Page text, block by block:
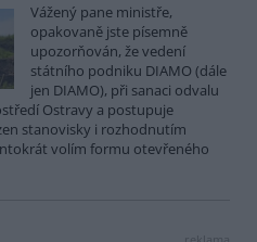
Vážený pane ministře,
opakovaně jste písemně
upozorňován, že vedení
státního podniku DIAMO (dále
jen DIAMO), při sanaci odvalu
Ostravy a postupuje
stanovisky i rozhodnutím
volím formu otevřeného